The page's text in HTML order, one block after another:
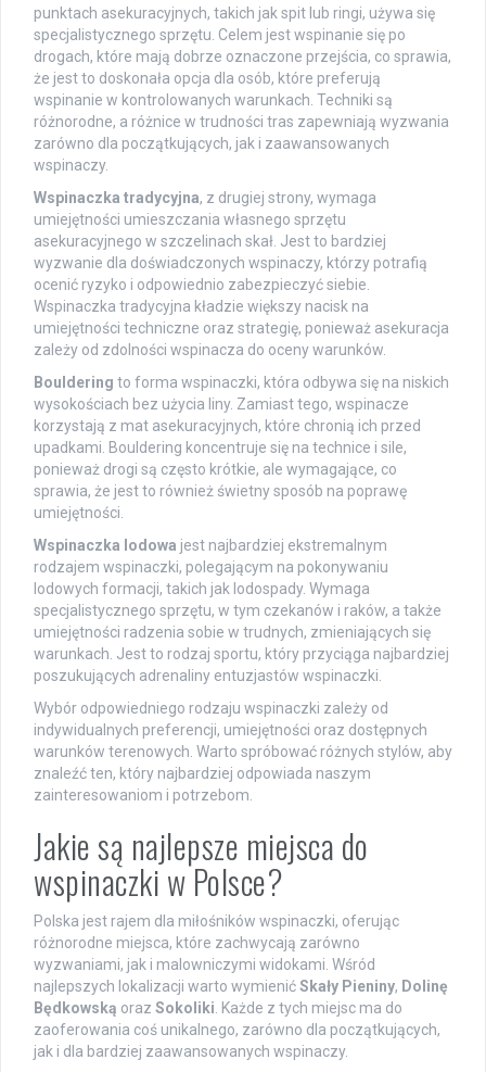
punktach asekuracyjnych, takich jak spit lub ringi, używa się
specjalistycznego sprzętu. Celem jest wspinanie się po
drogach, które mają dobrze oznaczone przejścia, co sprawia,
że jest to doskonała opcja dla osób, które preferują
wspinanie w kontrolowanych warunkach. Techniki są
różnorodne, a różnice w trudności tras zapewniają wyzwania
zarówno dla początkujących, jak i zaawansowanych
wspinaczy.
Wspinaczka tradycyjna, z drugiej strony, wymaga
umiejętności umieszczania własnego sprzętu
asekuracyjnego w szczelinach skał. Jest to bardziej
wyzwanie dla doświadczonych wspinaczy, którzy potrafią
ocenić ryzyko i odpowiednio zabezpieczyć siebie.
Wspinaczka tradycyjna kładzie większy nacisk na
umiejętności techniczne oraz strategię, ponieważ asekuracja
zależy od zdolności wspinacza do oceny warunków.
Bouldering to forma wspinaczki, która odbywa się na niskich
wysokościach bez użycia liny. Zamiast tego, wspinacze
korzystają z mat asekuracyjnych, które chronią ich przed
upadkami. Bouldering koncentruje się na technice i sile,
ponieważ drogi są często krótkie, ale wymagające, co
sprawia, że jest to również świetny sposób na poprawę
umiejętności.
Wspinaczka lodowa jest najbardziej ekstremalnym
rodzajem wspinaczki, polegającym na pokonywaniu
lodowych formacji, takich jak lodospady. Wymaga
specjalistycznego sprzętu, w tym czekanów i raków, a także
umiejętności radzenia sobie w trudnych, zmieniających się
warunkach. Jest to rodzaj sportu, który przyciąga najbardziej
poszukujących adrenaliny entuzjastów wspinaczki.
Wybór odpowiedniego rodzaju wspinaczki zależy od
indywidualnych preferencji, umiejętności oraz dostępnych
warunków terenowych. Warto spróbować różnych stylów, aby
znaleźć ten, który najbardziej odpowiada naszym
zainteresowaniom i potrzebom.
Jakie są najlepsze miejsca do
wspinaczki w Polsce?
Polska jest rajem dla miłośników wspinaczki, oferując
różnorodne miejsca, które zachwycają zarówno
wyzwaniami, jak i malowniczymi widokami. Wśród
najlepszych lokalizacji warto wymienićSkały Pieniny, Dolinę
Będkowską oraz Sokoliki . Każde z tych miejsc ma do
zaoferowania coś unikalnego, zarówno dla początkujących,
jak i dla bardziej zaawansowanych wspinaczy.